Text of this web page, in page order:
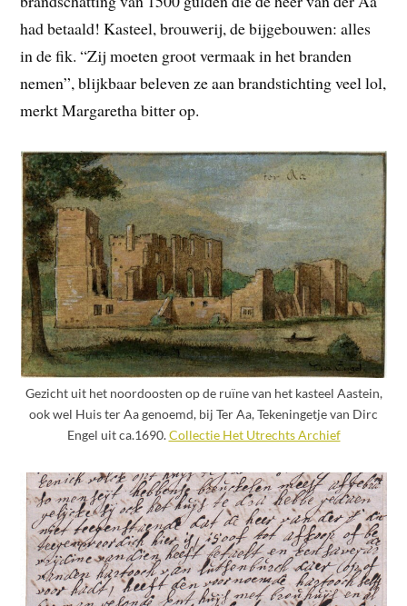
had betaald! Kasteel, brouwerij, de bijgebouwen: alles
in de fik. “Zij moeten groot vermaak in het branden
nemen”, blijkbaar beleven ze aan brandstichting veel lol,
merkt Margaretha bitter op.
Gezicht uit het noordoosten op de ruïne van het kasteel Aastein,
ook wel Huis ter Aa genoemd, bij Ter Aa, Tekeningetje van Dirc
Engel uit ca.1690.Collectie Het Utrechts Archief